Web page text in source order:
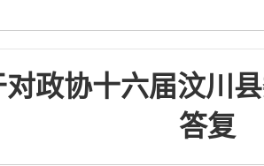
政协十六届汶川
答复